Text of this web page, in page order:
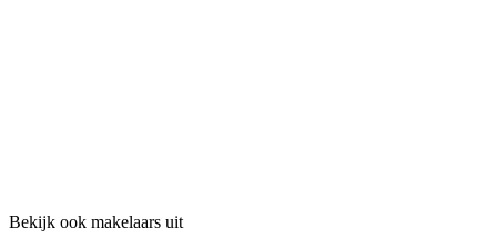
Bekijk ook makelaars uit